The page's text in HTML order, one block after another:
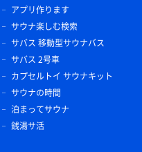
アプリ作ります
サウナ楽しむ検索
サバス 移動型サウナバス
サバス 2号車
カプセルトイ サウナキット
サウナの時間
泊まってサウナ
銭湯サ活